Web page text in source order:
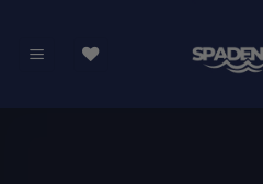
contenu